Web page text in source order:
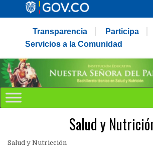
Transparencia Participa
Servicios a la Comunidad
Salud y
Salud y Nutricción